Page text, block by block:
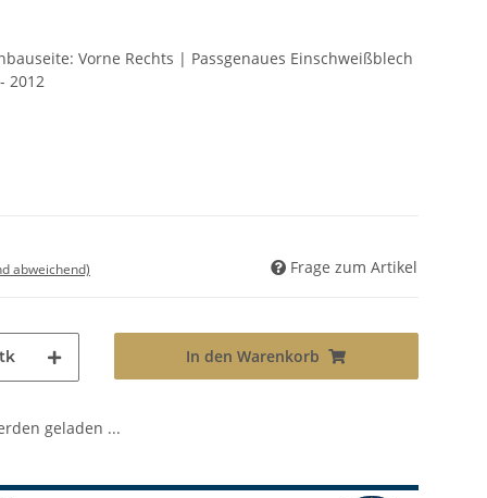
Vorne Rechts | Passgenaues Einschweißblech
2012
abweichend) Frage zum Artikel
In den Warenkorb
geladen ...